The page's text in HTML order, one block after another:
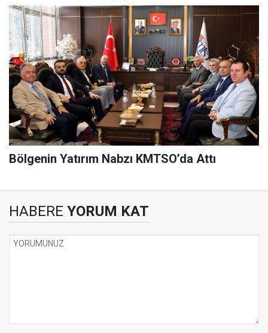
Bölgenin Yatırım Nabzı KMTSO’da Attı
HABERE YORUM KAT